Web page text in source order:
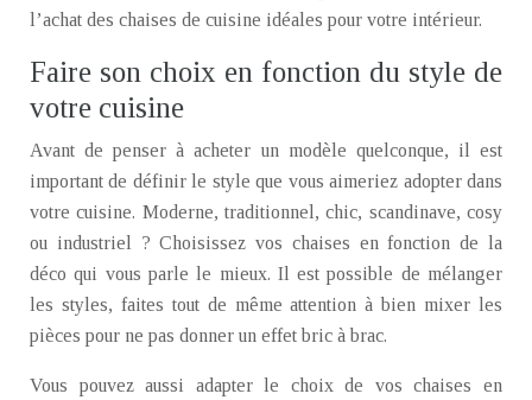
l’achat des chaises de cuisine idéales pour votre intérieur.
Faire son choix en fonction du style de
votre cuisine
Avant de penser à acheter un modèle quelconque, il est
important de définir le style que vous aimeriez adopter dans
votre cuisine. Moderne, traditionnel, chic, scandinave, cosy
ou industriel ? Choisissez vos chaises en fonction de la
déco qui vous parle le mieux. Il est possible de mélanger
les styles, faites tout de même attention à bien mixer les
pièces pour ne pas donner un effet bric à brac.
Vous pouvez aussi adapter le choix de vos chaises en